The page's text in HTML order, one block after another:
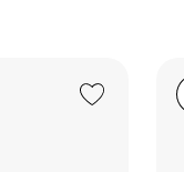
Add to Wishlist